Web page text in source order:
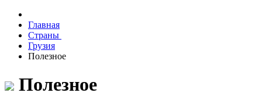
Главная
Страны
Грузия
Полезное
Полезное